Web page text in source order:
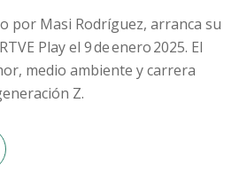
por Masi Rodríguez, arranca su
Play el 9 de enero 2025. El
medio ambiente y carrera
Z.